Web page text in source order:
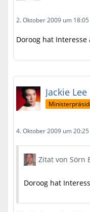
2. Oktober 2009 um 18:05
Doroog hat
Jackie Lee
4. Oktober 2009 um 20:25
Zitat von Sörn
Doroog hat